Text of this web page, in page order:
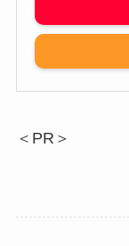
＜PR＞